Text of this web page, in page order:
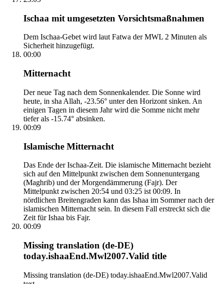
Ischaa mit umgesetzten Vorsichtsmaßnahmen
Dem Ischaa-Gebet wird laut Fatwa der MWL 2 Minuten als
Sicherheit hinzugefügt.
00:00
Mitternacht
Der neue Tag nach dem Sonnenkalender. Die Sonne wird
heute, in sha Allah, -23.56° unter den Horizont sinken. An
einigen Tagen in diesem Jahr wird die Somme nicht mehr
tiefer als -15.74° absinken.
00:09
Islamische Mitternacht
Das Ende der Ischaa-Zeit. Die islamische Mitternacht bezieht
sich auf den Mittelpunkt zwischen dem Sonnenuntergang
(Maghrib) und der Morgendämmerung (Fajr). Der
Mittelpunkt zwischen 20:54 und 03:25 ist 00:09. In
nördlichen Breitengraden kann das Ishaa im Sommer nach der
islamischen Mitternacht sein. In diesem Fall erstreckt sich die
Zeit für Ishaa bis Fajr.
00:09
Missing translation (de-DE)
today.ishaaEnd.Mwl2007.Valid title
Missing translation (de-DE) today.ishaaEnd.Mwl2007.Valid